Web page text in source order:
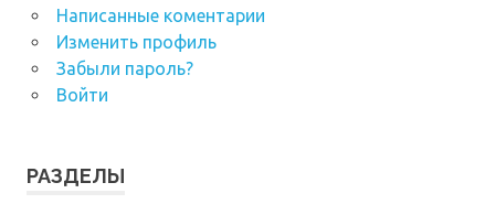
Написанные коментарии
Изменить профиль
Забыли пароль?
Войти
РАЗДЕЛЫ